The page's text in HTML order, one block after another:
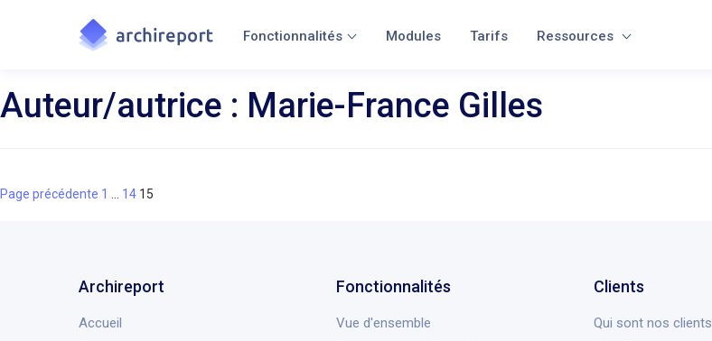
Fonctionnalités Modules Tarifs Ressources
Auteur/autrice : Marie-France Gilles
Navigation
articles
Page précédente Page
1 Page
14 Page
15
Archireport
Accueil
Fonctionnalités
Vue d'ensemble
Clients
Qui sont nos clients